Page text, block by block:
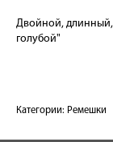
Двойной,
голубой"
Категории: Ремешки